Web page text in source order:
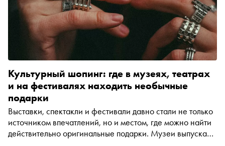
Культурный шопинг: где в музеях, театрах
и на фестивалях находить необычные
подарки
Выставки, спектакли и фестивали давно стали не только
источником впечатлений, но и местом, где можно найти
действительно оригинальные подарки. Музеи выпускают